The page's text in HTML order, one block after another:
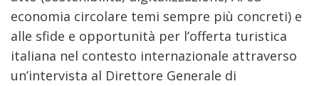
economia circolare temi sempre più concreti) e
alle sfide e opportunità per l’offerta turistica
italiana nel contesto internazionale attraverso
un’intervista al Direttore Generale di